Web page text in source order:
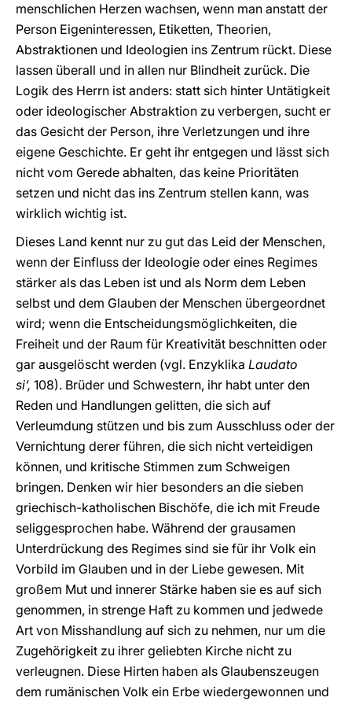
menschlichen Herzen wachsen, wenn man anstatt der
Person Eigeninteressen, Etiketten, Theorien,
Abstraktionen und Ideologien ins Zentrum rückt. Diese
lassen überall und in allen nur Blindheit zurück. Die
Logik des Herrn ist anders: statt sich hinter Untätigkeit
oder ideologischer Abstraktion zu verbergen, sucht er
das Gesicht der Person, ihre Verletzungen und ihre
eigene Geschichte. Er geht ihr entgegen und lässt sich
nicht vom Gerede abhalten, das keine Prioritäten
setzen und nicht das ins Zentrum stellen kann, was
wirklich wichtig ist.
Dieses Land kennt nur zu gut das Leid der Menschen,
wenn der Einfluss der Ideologie oder eines Regimes
stärker als das Leben ist und als Norm dem Leben
selbst und dem Glauben der Menschen übergeordnet
wird; wenn die Entscheidungsmöglichkeiten, die
Freiheit und der Raum für Kreativität beschnitten oder
gar ausgelöscht werden (vgl. Enzyklika Laudato
siʼ, 108). Brüder und Schwestern, ihr habt unter den
Reden und Handlungen gelitten, die sich auf
Verleumdung stützen und bis zum Ausschluss oder der
Vernichtung derer führen, die sich nicht verteidigen
können, und kritische Stimmen zum Schweigen
bringen. Denken wir hier besonders an die sieben
griechisch-katholischen Bischöfe, die ich mit Freude
seliggesprochen habe. Während der grausamen
Unterdrückung des Regimes sind sie für ihr Volk ein
Vorbild im Glauben und in der Liebe gewesen. Mit
großem Mut und innerer Stärke haben sie es auf sich
genommen, in strenge Haft zu kommen und jedwede
Art von Misshandlung auf sich zu nehmen, nur um die
Zugehörigkeit zu ihrer geliebten Kirche nicht zu
verleugnen. Diese Hirten haben als Glaubenszeugen
dem rumänischen Volk ein Erbe wiedergewonnen und